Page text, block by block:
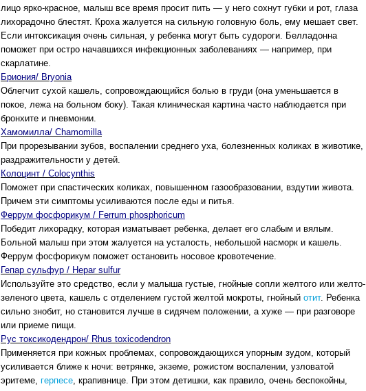
лицо ярко-красное, малыш все время просит пить — у него сохнут губки и рот, глаза
лихорадочно блестят. Кроха жалуется на сильную головную боль, ему мешает свет.
Если интоксикация очень сильная, у ребенка могут быть судороги. Белладонна
поможет при остро начавшихся инфекционных заболеваниях — например, при
скарлатине.
Бриония/ Bryonia
Облегчит сухой кашель, сопровождающийся болью в груди (она уменьшается в
покое, лежа на больном боку). Такая клиническая картина часто наблюдается при
бронхите и пневмонии.
Хамомилла/ Chamomilla
При прорезывании зубов, воспалении среднего уха, болезненных коликах в животике,
раздражительности у детей.
Колоцинт / Colocynthis
Поможет при спастических коликах, повышенном газообразовании, вздутии живота.
Причем эти симптомы усиливаются после еды и питья.
Феррум фосфорикум / Ferrum phosphoricum
Победит лихорадку, которая изматывает ребенка, делает его слабым и вялым.
Больной малыш при этом жалуется на усталость, небольшой насморк и кашель.
Феррум фосфорикум поможет остановить носовое кровотечение.
Гепар сульфур / Hepar sulfur
Используйте это средство, если у малыша густые, гнойные сопли желтого или желто-
зеленого цвета, кашель с отделением густой желтой мокроты, гнойныйотит. Ребенка
сильно знобит, но становится лучше в сидячем положении, а хуже — при разговоре
или приеме пищи.
Рус токсикодендрон/ Rhus toxicodendron
Применяется при кожных проблемах, сопровождающихся упорным зудом, который
усиливается ближе к ночи: ветрянке, экземе, рожистом воспалении, узловатой
эритеме,герпесе, крапивнице. При этом детишки, как правило, очень беспокойны,